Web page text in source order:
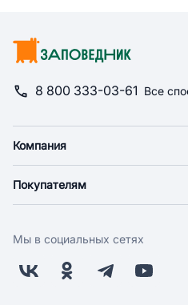
8 800 333-03-61 Все
Компания
Новости
Поставщикам
Заводчикам
Покупателям
Оплата
Бонусная программа
Мы в социальных сетях